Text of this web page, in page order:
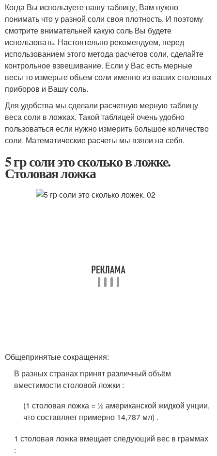
Когда Вы используете нашу таблицу, Вам нужно
понимать что у разной соли своя плотность. И поэтому
смотрите внимательней какую соль Вы будете
использовать. Настоятельно рекомендуем, перед
использованием этого метода расчетов соли, сделайте
контрольное взвешивание. Если у Вас есть мерные
весы то измерьте объем соли именно из ваших столовых
приборов и Вашу соль.
Для удобства мы сделали расчетную мерную таблицу
веса соли в ложках. Такой таблицей очень удобно
пользоваться если нужно измерить большое количество
соли. Математические расчеты мы взяли на себя.
5 гр соли это сколько в ложке.
Столовая ложка
Общепринятые сокращения:
В разных странах принят различный объём
вместимости столовой ложки :
(1 столовая ложка = ½ американской жидкой унции,
что составляет примерно 14,787 мл) .
1 столовая ложка вмещает следующий вес в граммах
: